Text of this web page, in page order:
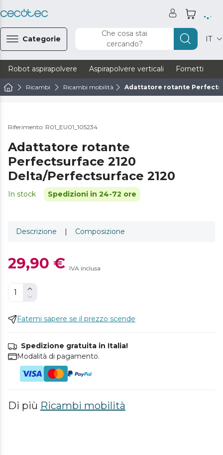
Categorie
Che cosa stai
cercando?
IT
Robot aspirapolvere Aspirapolvere verticali Fornetti
Ricambi Ricambi mobilità Adattatore rotante
Riferimento: R01_EU01_105234
Adattatore rotante
Perfectsurface 2120
Delta/Perfectsurface 2120
In stock Spedizioni in 24-72 ore
Descrizione | Composizione
29,90 € IVA inclusa
Fatemi sapere se il prezzo scende
Spedizione gratuita in Italia!
Modalità di pagamento.
Di più Ricambi mobilità